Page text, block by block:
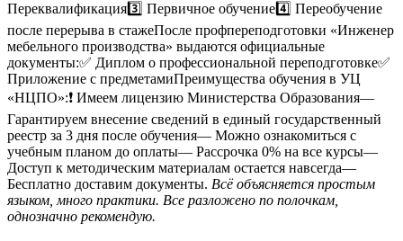
Переквалификация3️⃣ Первичное обучение4️⃣ Переобучение
после перерыва в стажеПосле профпереподготовки «Инженер
мебельного производства» выдаются официальные
документы:✅ Диплом о профессиональной переподготовке✅
Приложение с предметамиПреимущества обучения в УЦ
«НЦПО»:❗️ Имеем лицензию Министерства Образования—
Гарантируем внесение сведений в единый государственный
реестр за 3 дня после обучения— Можно ознакомиться с
учебным планом до оплаты— Рассрочка 0% на все курсы—
Доступ к методическим материалам остается навсегда—
Бесплатно доставим документы. Всё объясняется простым
языком, много практики. Все разложено по полочкам,
однозначно рекомендую.